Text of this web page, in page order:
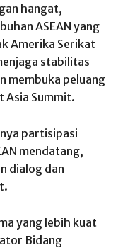
hangat,
ASEAN yang
Amerika Serikat
stabilitas
membuka peluang
Asia Summit.
partisipasi
mendatang,
dialog dan
yang lebih kuat
Bidang